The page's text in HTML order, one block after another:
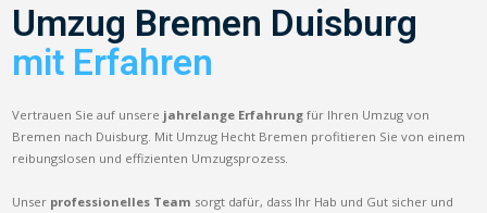
Umzug Bremen Duisburg
mit Erfahren
Vertrauen Sie auf unsere jahrelange Erfahrung für Ihren Umzug von
Bremen nach Duisburg. Mit Umzug Hecht Bremen profitieren Sie von einem
reibungslosen und effizienten Umzugsprozess.
Unser professionelles Team sorgt dafür, dass Ihr Hab und Gut sicher und